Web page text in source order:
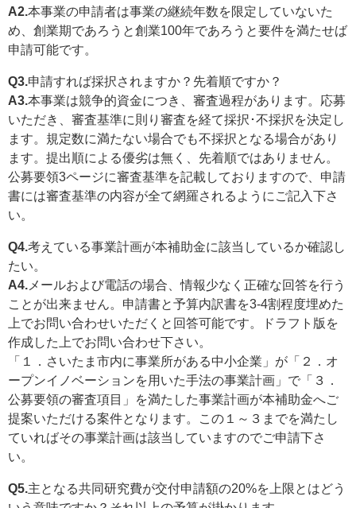
A2.本事業の申請者は事業の継続年数を限定していないた
め、創業期であろうと創業100年であろうと要件を満たせば
申請可能です。
Q3.申請すれば採択されますか？先着順ですか？
A3.本事業は競争的資金につき、審査過程があります。応募
いただき、審査基準に則り審査を経て採択･不採択を決定し
ます。規定数に満たない場合でも不採択となる場合があり
ます。提出順による優劣は無く、先着順ではありません。
公募要領3ページに審査基準を記載しておりますので、申請
書には審査基準の内容が全て網羅されるようにご記入下さ
い。
Q4.考えている事業計画が本補助金に該当しているか確認し
たい。
A4. メールおよび電話の場合、情報少なく正確な回答を行う
ことが出来ません。申請書と予算内訳書を3-4割程度埋めた
上でお問い合わせいただくと回答可能です。ドラフト版を
作成した上でお問い合わせ下さい。
「１．さいたま市内に事業所がある中小企業」が「２．オ
ープンイノベーションを用いた手法の事業計画」で「３．
公募要領の審査項目」を満たした事業計画が本補助金へご
提案いただける案件となります。この１～３までを満たし
ていればその事業計画は該当していますのでご申請下さ
い。
Q5.主となる共同研究費が交付申請額の20%を上限とはどう